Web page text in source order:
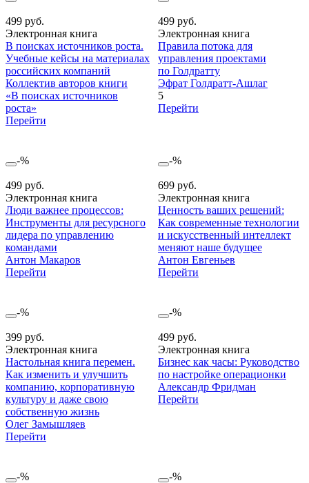
499 руб.
Электронная книга
В поисках источников роста.
Учебные кейсы на материалах
российских компаний
Коллектив авторов книги
«В поисках источников
роста»
Перейти
499 руб.
Электронная книга
Правила потока для
управления проектами
по Голдратту
Эфрат Голдратт-Ашлаг
5
Перейти
-%
499 руб.
Электронная книга
Люди важнее процессов:
Инструменты для ресурсного
лидера по управлению
командами
Антон Макаров
Перейти
-%
699 руб.
Электронная книга
Ценность ваших решений:
Как современные технологии
и искусственный интеллект
меняют наше будущее
Антон Евгеньев
Перейти
-%
399 руб.
Электронная книга
Настольная книга перемен.
Как изменить и улучшить
компанию, корпоративную
культуру и даже свою
собственную жизнь
Олег Замышляев
Перейти
-%
499 руб.
Электронная книга
Бизнес как часы: Руководство
по настройке операционки
Александр Фридман
Перейти
-% -%